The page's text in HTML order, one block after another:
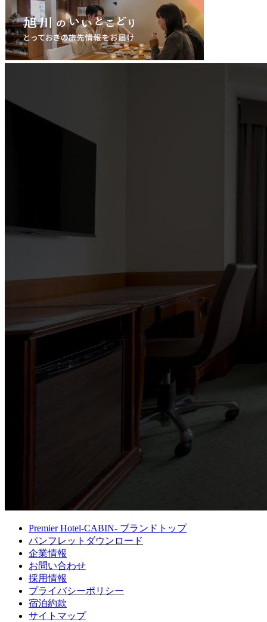
Premier Hotel-CABIN- ブランドトップ
パンフレットダウンロード
企業情報
お問い合わせ
採用情報
プライバシーポリシー
宿泊約款
サイトマップ